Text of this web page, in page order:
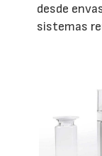
desde
sistemas